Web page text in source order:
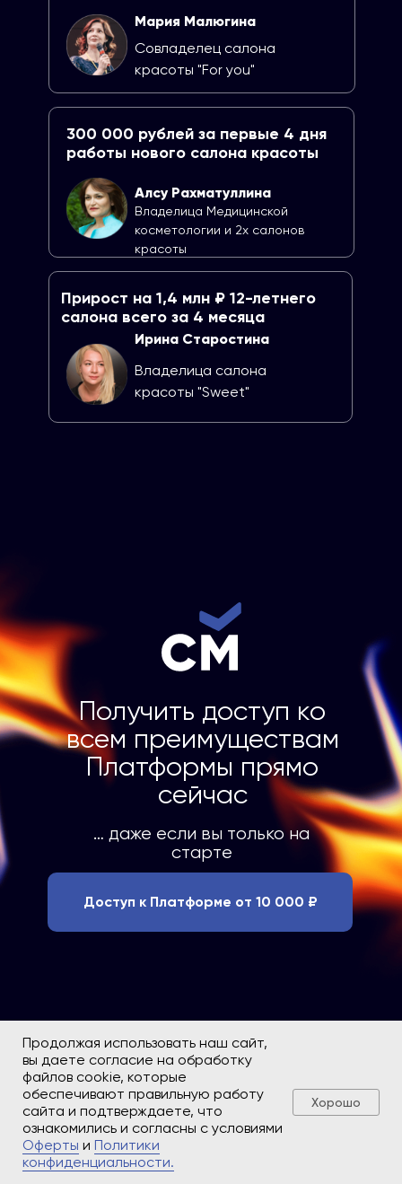
Cовладелец салона
красоты "For you"
Мария Малюгина
300 000 рублей за первые 4 дня
работы нового салона красоты
Алсу Рахматуллина
Владелица Медицинской
косметологии и 2х салонов
красоты
Владелица салона
красоты "Sweet"
Ирина Старостина
Прирост на 1,4 млн ₽ 12-летнего
салона всего за 4 месяца
Получить доступ ко
всем преимуществам
Платформы прямо
сейчас
… даже если вы только на
старте
Доступ к Платформе от 10 000 ₽
Продолжая использовать наш сайт,
вы даете согласие на обработку
файлов cookie, которые
обеспечивают правильную работу
сайта и подтверждаете, что
ознакомились и согласны с условиями
Оферты и Политики
конфиденциальности.
Хорошо
Образовательная программа
Договор оферты
Политика конфиденциальности